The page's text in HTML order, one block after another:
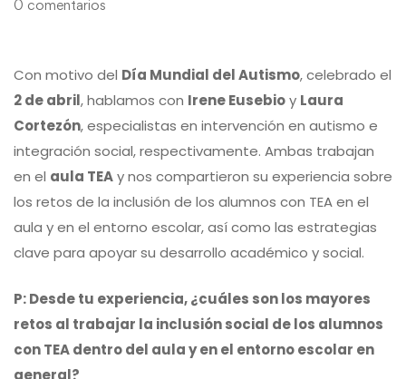
0 comentarios
Con motivo del Día Mundial del Autismo, celebrado el
2 de abril, hablamos con Irene Eusebioy Laura
Cortezón, especialistas en intervención en autismo e
integración social, respectivamente. Ambas trabajan
en el aula TEAy nos compartieron su experiencia sobre
los retos de la inclusión de los alumnos con TEA en el
aula y en el entorno escolar, así como las estrategias
clave para apoyar su desarrollo académico y social.
P: Desde tu experiencia, ¿cuáles son los mayores
retos al trabajar la inclusión social de los alumnos
con TEA dentro del aula y en el entorno escolar en
general?